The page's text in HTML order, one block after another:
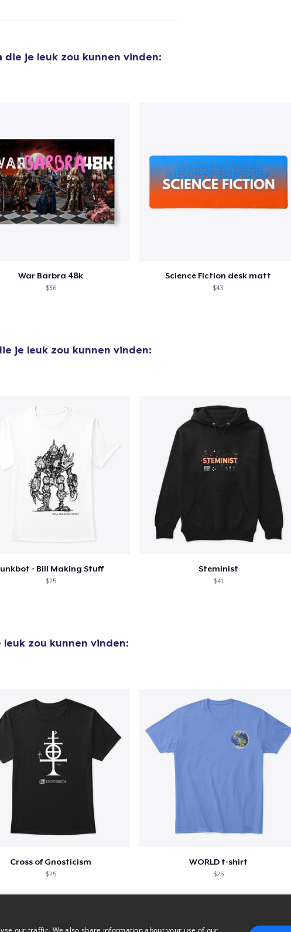
die je leuk zou kunnen vinden:
War Barbra 48k
$36
Science Fiction desk matt
$43
je leuk zou kunnen vinden:
- Bill Making Stuff
$25
Steminist
$41
leuk zou kunnen vinden:
Cross of Gnosticism
$25
WORLD t-shirt
$25
door naar de Kassa Doorgaan met winkelen
Triblend Tee
US$ 48,00
Classic Long Sleeve Tee
our traffic. We also share information about your use of our